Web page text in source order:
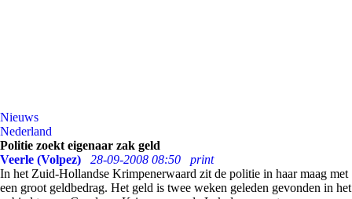
Nieuws
Nederland
Politie zoekt eigenaar zak geld
Veerle (Volpez)
28-09-2008 08:50
print
In het Zuid-Hollandse Krimpenerwaard zit de politie in haar maag met
een groot geldbedrag. Het geld is twee weken geleden gevonden in het